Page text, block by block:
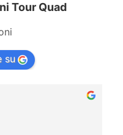
Tour Quad
su